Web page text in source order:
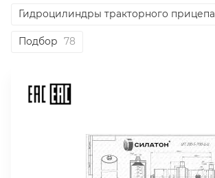
Гидроцилиндры тракторного прицепа
Подбор 78